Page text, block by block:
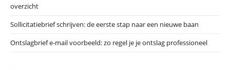
overzicht
Sollicitatiebrief schrijven: de eerste stap naar een nieuwe baan
Ontslagbrief e-mail voorbeeld: zo regel je je ontslag professioneel